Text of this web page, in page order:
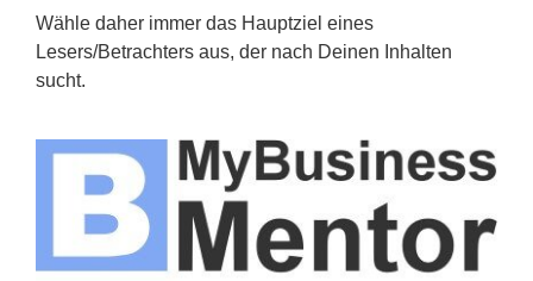
Wähle daher immer das Hauptziel eines
Lesers/Betrachters aus, der nach Deinen Inhalten
sucht.